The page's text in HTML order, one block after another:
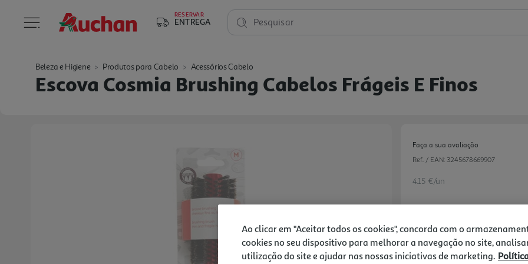
RESERVAR
ENTREGA Pesquisar
Beleza e Higiene Produtos para Cabelo Acessórios Cabelo
Escova Cosmia Brushing Cabelos Frágeis E Finos
Faça a sua avaliação
Ref. / EAN: 3245678669907
4.15 €/un
4,15 €
Notas de preparação
Ao clicar em "Aceitar todos os cookies", concorda com o
cookies no seu dispositivo para melhorar a navegação no site,
utilização do site e ajudar nas nossas iniciativas de marketing.